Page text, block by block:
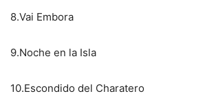
8.Vai Embora
9.Noche en la Isla
10.Escondido del Charatero